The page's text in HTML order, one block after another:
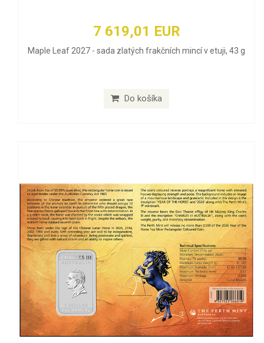
7 619,01 EUR
Maple Leaf 2027 - sada zlatých frakčních mincí v etuji, 43 g
Do košíka